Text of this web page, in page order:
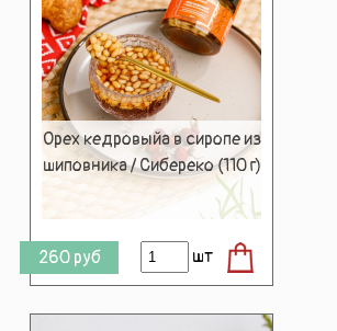
Орех кедровыйа в сиропе из
шиповника / Сибереко (110 г)
260 руб шт